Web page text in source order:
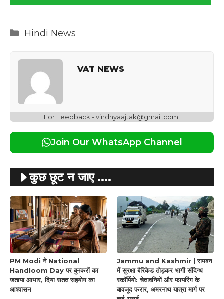
Categories
Hindi News
VAT NEWS
For Feedback - vindhyaajtak@gmail.com
Join Our WhatsApp Channel
कुछ छूट न जाए ....
PM Modi ने National
Handloom Day पर बुनकरों का
जताया आभार, दिया सतत सहयोग का
आश्वासन
Jammu and Kashmir | रामबन
में सुरक्षा बैरिकेड तोड़कर भागी संदिग्ध
स्कॉर्पियो: चेतावनियों और फायरिंग के
बावजूद फरार, अमरनाथ यात्रा मार्ग पर